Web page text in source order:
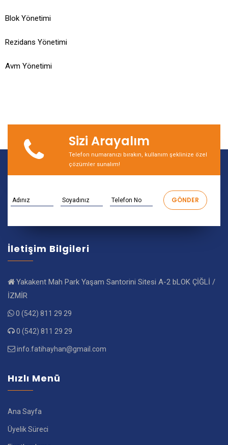
Blok Yönetimi
Rezidans Yönetimi
Avm Yönetimi
Sizi Arayalım
Telefon numaranızı bırakın, kullanım şeklinize özel
çözümler sunalım!
İletişim Bilgileri
Yakakent Mah Park Yaşam Santorini Sitesi A-2 bLOK ÇİĞLİ /
İZMİR
0 (542) 811 29 29
0 (542) 811 29 29
info.fatihayhan@gmail.com
Hızlı Menü
Ana Sayfa
Üyelik Süreci